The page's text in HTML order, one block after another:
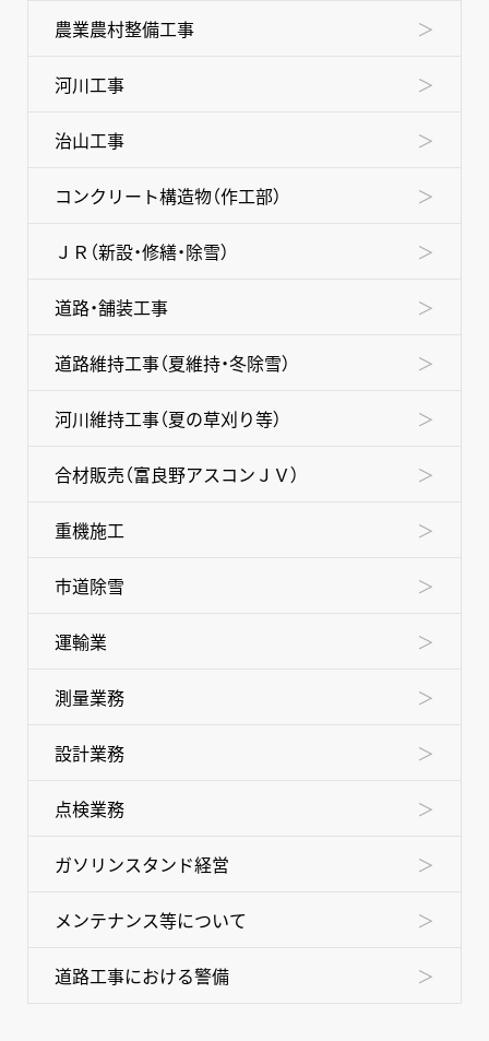
コンセプト
スペシャルムービー
グループ情報
お問い合わせ
農業農村整備工事
河川工事
治山工事
コンクリート構造物（作工部）
ＪＲ（新設・修繕・除雪）
道路・舗装工事
道路維持工事（夏維持・冬除雪）
河川維持工事（夏の草刈り等）
合材販売（富良野アスコンＪＶ）
重機施工
市道除雪
運輸業
測量業務
設計業務
点検業務
ガソリンスタンド経営
メンテナンス等について
道路工事における警備